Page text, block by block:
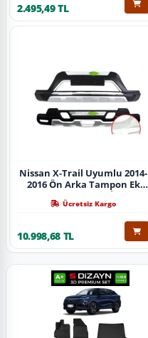
2.495,49 TL
Nissan X-Trail Uyumlu 2014-
2016 Ön Arka Tampon Ek
Koruma Difüzör İthal
Ücretsiz Kargo
10.998,68 TL